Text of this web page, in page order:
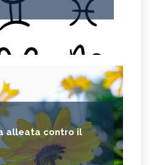
alleata contro il